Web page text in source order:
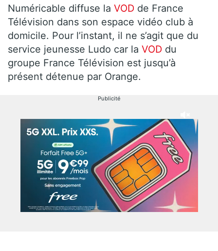
Numéricable diffuse la VOD de France
Télévision dans son espace vidéo club à
domicile. Pour l’instant, il ne s’agit que du
service jeunesse Ludo car la VOD du
groupe France Télévision est jusqu’à
présent détenue par Orange.
Publicité